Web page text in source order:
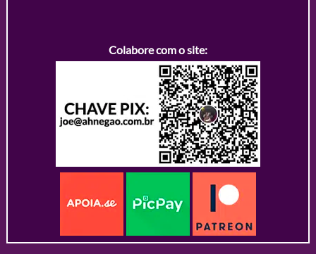
Colabore com o site: